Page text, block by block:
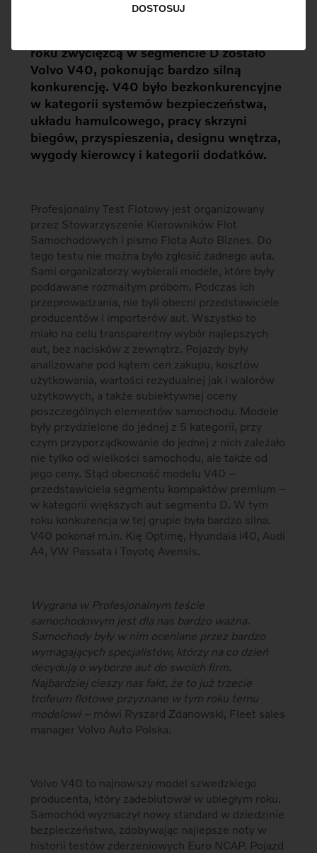
DOSTOSUJ
roku zwycięzcą w segmencie D zostało
Volvo V40, pokonując bardzo silną
konkurencję. V40 było bezkonkurencyjne
w kategorii systemów bezpieczeństwa,
układu hamulcowego, pracy skrzyni
biegów, przyspieszenia, designu wnętrza,
wygody kierowcy i kategorii dodatków.
Profesjonalny Test Flotowy jest organizowany
przez Stowarzyszenie Kierowników Flot
Samochodowych i pismo Flota Auto Biznes. Do
tego testu nie można było zgłosić żadnego auta.
Sami organizatorzy wybierali modele, które były
poddawane rozmaitym próbom. Podczas ich
przeprowadzania, nie byli obecni przedstawiciele
producentów i importerów aut. Wszystko to
miało na celu transparentny wybór najlepszych
aut, bez nacisków z zewnątrz. Pojazdy były
analizowane pod kątem cen zakupu, kosztów
użytkowania, wartości rezydualnej jak i walorów
użytkowych, a także subiektywnej oceny
poszczególnych elementów samochodu. Modele
były przydzielone do jednej z 5 kategorii, przy
czym przyporządkowanie do jednej z nich zależało
nie tylko od wielkości samochodu, ale także od
jego ceny. Stąd obecność modelu V40 –
przedstawiciela segmentu kompaktów premium –
w kategorii większych aut segmentu D. W tym
roku konkurencja w tej grupie była bardzo silna.
V40 pokonał m.in. Kię Optimę, Hyundaia i40, Audi
A4, VW Passata i Toyotę Avensis.
Wygrana w Profesjonalnym teście
samochodowym jest dla nas bardzo ważna.
Samochody były w nim oceniane przez bardzo
wymagających specjalistów, którzy na co dzień
decydują o wyborze aut do swoich firm.
Najbardziej cieszy nas fakt, że to już trzecie
trofeum flotowe przyznane w tym roku temu
modelowi – mówi Ryszard Zdanowski, Fleet sales
manager Volvo Auto Polska.
Volvo V40 to najnowszy model szwedzkiego
producenta, który zadebiutował w ubiegłym roku.
Samochód wyznaczył nowy standard w dziedzinie
bezpieczeństwa, zdobywając najlepsze noty w
historii testów zderzeniowych Euro NCAP. Pojazd